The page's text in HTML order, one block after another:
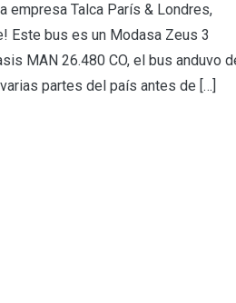
empresa Talca París & Londres,
Este bus es un Modasa Zeus 3
MAN 26.480 CO, el bus anduvo
partes del país antes de […]